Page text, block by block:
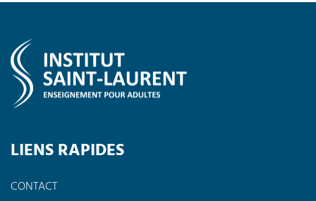
LIENS RAPIDES
CONTACT